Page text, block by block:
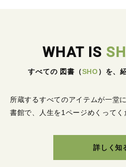
WHAT IS
すべての 図書 （SHO） を、
所蔵するすべてのアイテムが一堂に
書館で、人生を1ページめくってく
詳しく知